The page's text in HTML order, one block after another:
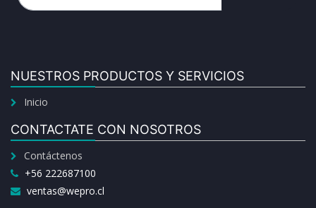
NUESTROS PRODUCTOS Y SERVICIOS
Inicio
CONTACTATE CON NOSOTROS
Contáctenos
+56 222687100
ventas@wepro.cl